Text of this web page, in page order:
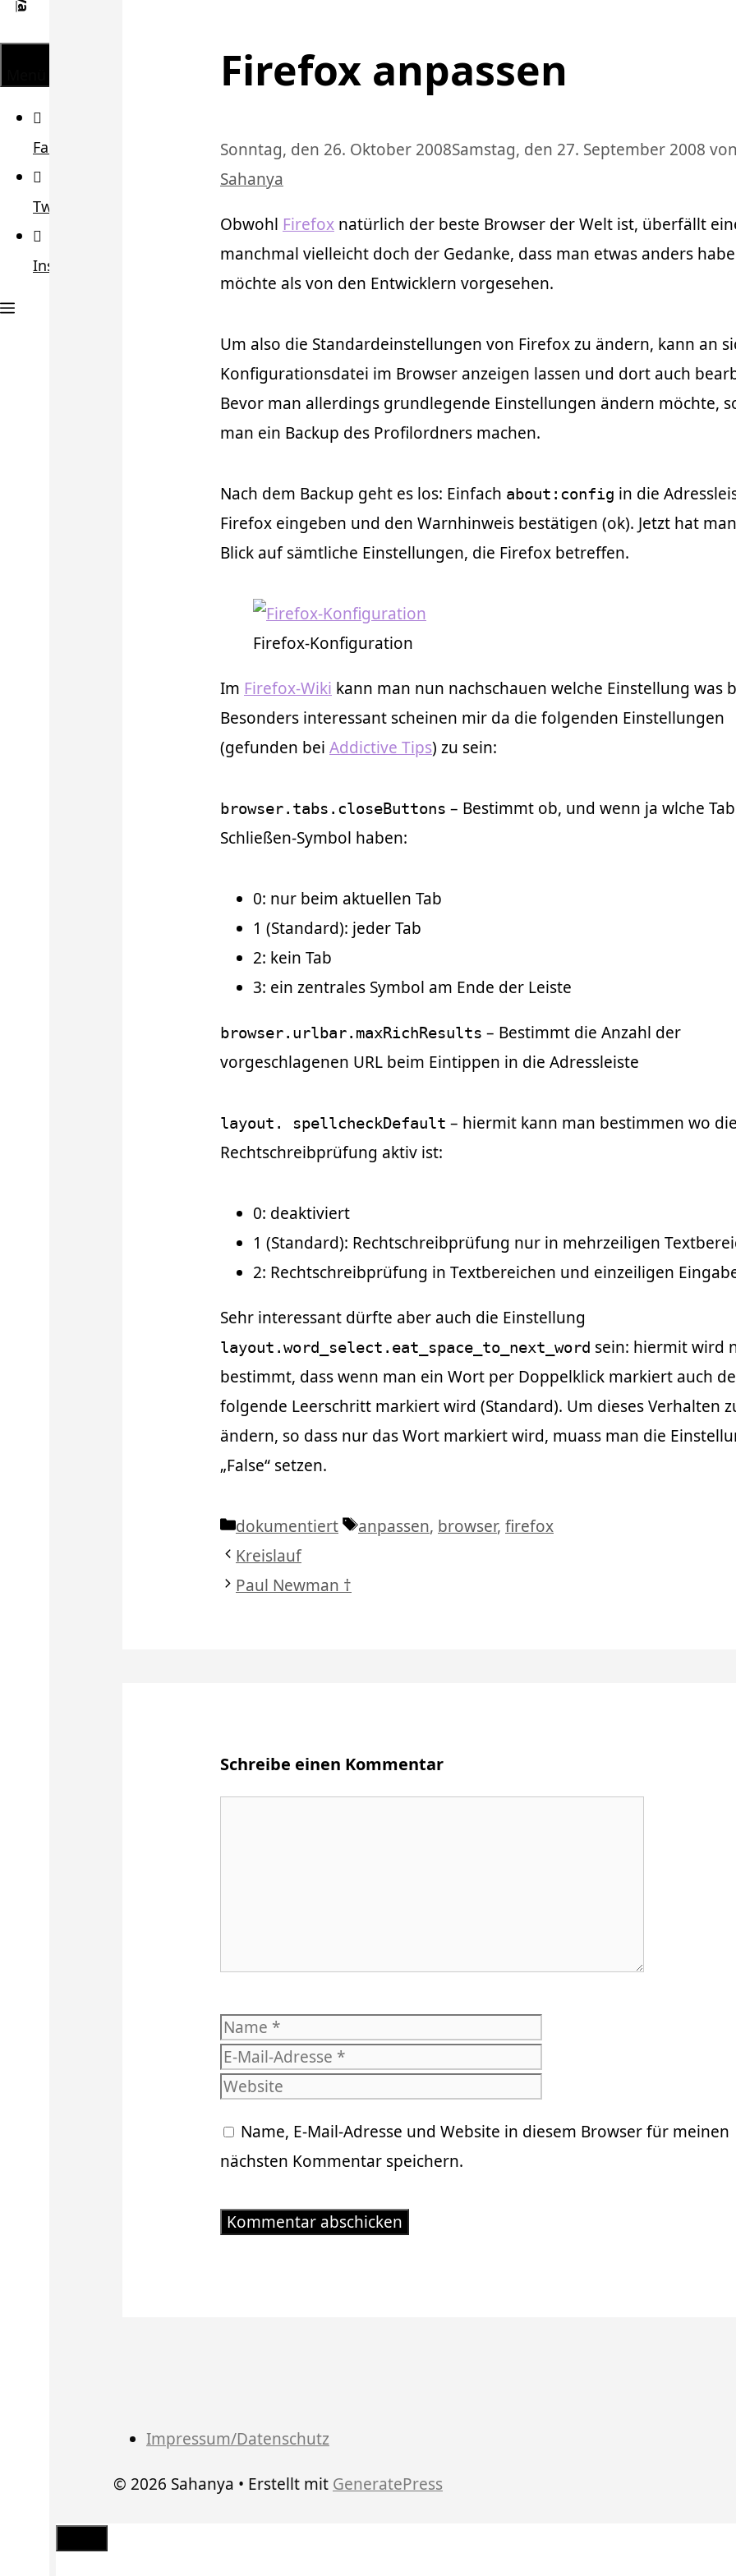
Facebook
Twitter
Instagram
Firefox anpassen
Sonntag, den 26. Oktober 2008Samstag, den 27. September 2008 von
Sahanya
Obwohl Firefox natürlich der beste Browser der Welt ist, überfällt
manchmal vielleicht doch der Gedanke, dass man etwas anders
möchte als von den Entwicklern vorgesehen.
Um also die Standardeinstellungen von Firefox zu ändern, kann an
Konfigurationsdatei im Browser anzeigen lassen und dort auch
Bevor man allerdings grundlegende Einstellungen ändern möchte,
man ein Backup des Profilordners machen.
Nach dem Backup geht es los: Einfach about:config in die
Firefox eingeben und den Warnhinweis bestätigen (ok). Jetzt hat
Blick auf sämtliche Einstellungen, die Firefox betreffen.
Firefox-Konfiguration
Im Firefox-Wiki kann man nun nachschauen welche Einstellung was
Besonders interessant scheinen mir da die folgenden Einstellungen
(gefunden bei Addictive Tips) zu sein:
browser.tabs.closeButtons – Bestimmt ob, und wenn ja wlche
Schließen-Symbol haben:
0: nur beim aktuellen Tab
1 (Standard): jeder Tab
2: kein Tab
3: ein zentrales Symbol am Ende der Leiste
browser.urlbar.maxRichResults – Bestimmt die Anzahl der
vorgeschlagenen URL beim Eintippen in die Adressleiste
layout. spellcheckDefault – hiermit kann man bestimmen wo die
Rechtschreibprüfung aktiv ist:
0: deaktiviert
1 (Standard): Rechtschreibprüfung nur in mehrzeiligen
2: Rechtschreibprüfung in Textbereichen und einzeiligen
Sehr interessant dürfte aber auch die Einstellung
layout.word_select.eat_space_to_next_word sein: hiermit wird
bestimmt, dass wenn man ein Wort per Doppelklick markiert auch
folgende Leerschritt markiert wird (Standard). Um dieses Verhalten
ändern, so dass nur das Wort markiert wird, muass man die
„False“ setzen.
Kategorien
dokumentiert Schlagwörter
anpassen, browser, firefox
Kreislauf
Paul Newman †
Schreibe einen Kommentar
Name
Name, E-Mail-Adresse und Website in diesem Browser für meinen
nächsten Kommentar speichern.
Impressum/Datenschutz
© 2026 Sahanya • Erstellt mit GeneratePress
Schließen